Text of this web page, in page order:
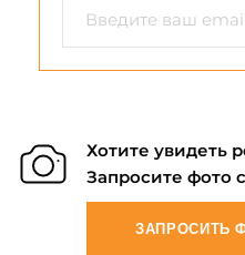
Хотите увидеть
Запросите фото
ЗАПРОСИТЬ